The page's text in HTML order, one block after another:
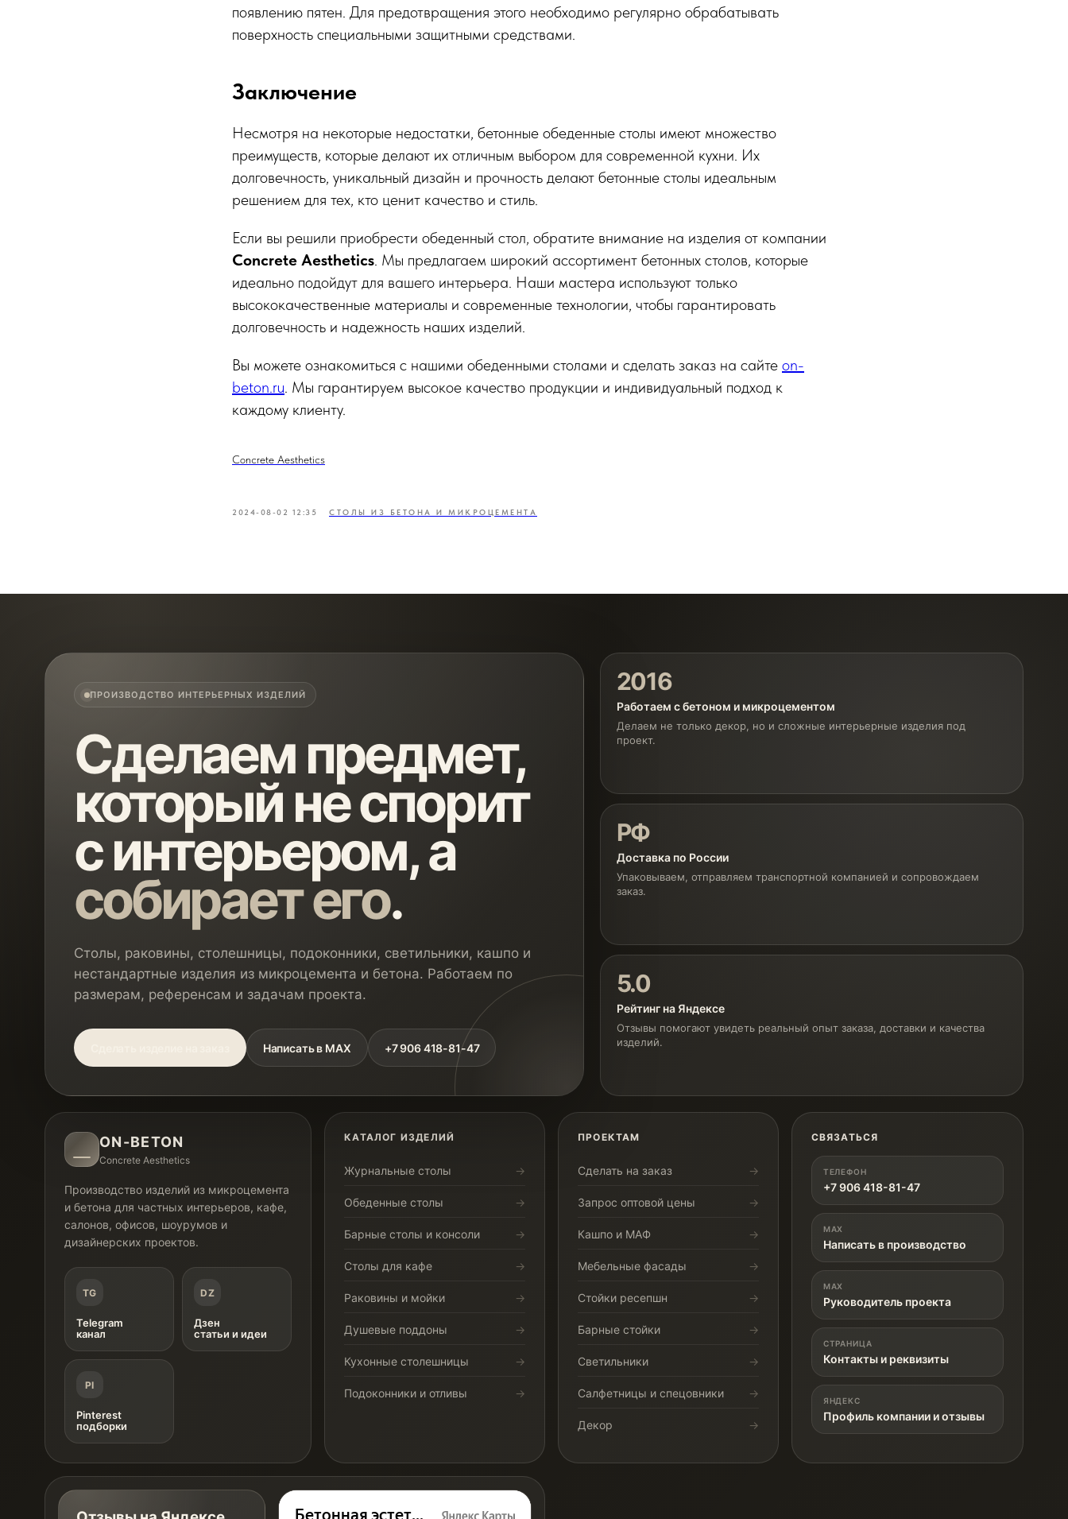
появлению пятен. Для предотвращения этого необходимо регулярно обрабатывать
поверхность специальными защитными средствами.
Заключение
Несмотря на некоторые недостатки, бетонные обеденные столы имеют множество
преимуществ, которые делают их отличным выбором для современной кухни. Их
долговечность, уникальный дизайн и прочность делают бетонные столы идеальным
решением для тех, кто ценит качество и стиль.
Если вы решили приобрести обеденный стол, обратите внимание на изделия от компании
Concrete Aesthetics. Мы предлагаем широкий ассортимент бетонных столов, которые
идеально подойдут для вашего интерьера. Наши мастера используют только
высококачественные материалы и современные технологии, чтобы гарантировать
долговечность и надежность наших изделий.
Вы можете ознакомиться с нашими обеденными столами и сделать заказ на сайте on-
beton.ru. Мы гарантируем высокое качество продукции и индивидуальный подход к
каждому клиенту.
Concrete Aesthetics
2024-08-02 12:35 СТОЛЫ ИЗ БЕТОНА И МИКРОЦЕМЕНТА
ПРОИЗВОДСТВО ИНТЕРЬЕРНЫХ ИЗДЕЛИЙ
Сделаем предмет,
который не спорит
с интерьером, а
собирает его.
Столы, раковины, столешницы, подоконники, светильники, кашпо и
нестандартные изделия из микроцемента и бетона. Работаем по
размерам, референсам и задачам проекта.
Написать в MAX +7 906 418-81-47
2016
Работаем с бетоном и микроцементом
Делаем не только декор, но и сложные интерьерные изделия под
проект.
РФ
Доставка по России
Упаковываем, отправляем транспортной компанией и сопровождаем
заказ.
5.0
Рейтинг на Яндексе
Отзывы помогают увидеть реальный опыт заказа, доставки и качества
изделий.
ON-BETON
Concrete Aesthetics
Производство изделий из микроцемента
и бетона для частных интерьеров, кафе,
салонов, офисов, шоурумов и
дизайнерских проектов.
TG
Telegram
канал
DZ
Дзен
статьи и идеи
PI
Pinterest
подборки
КАТАЛОГ ИЗДЕЛИЙ
Журнальные столы
Обеденные столы
Барные столы и консоли
Столы для кафе
Раковины и мойки
Душевые поддоны
Кухонные столешницы
Подоконники и отливы
ПРОЕКТАМ
Сделать на заказ
Запрос оптовой цены
Кашпо и МАФ
Мебельные фасады
Стойки ресепшн
Барные стойки
Светильники
Салфетницы и спецовники
Декор
СВЯЗАТЬСЯ
ТЕЛЕФОН
+7 906 418-81-47
MAX
Написать в производство
MAX
Руководитель проекта
СТРАНИЦА
Контакты и реквизиты
ЯНДЕКС
Профиль компании и отзывы